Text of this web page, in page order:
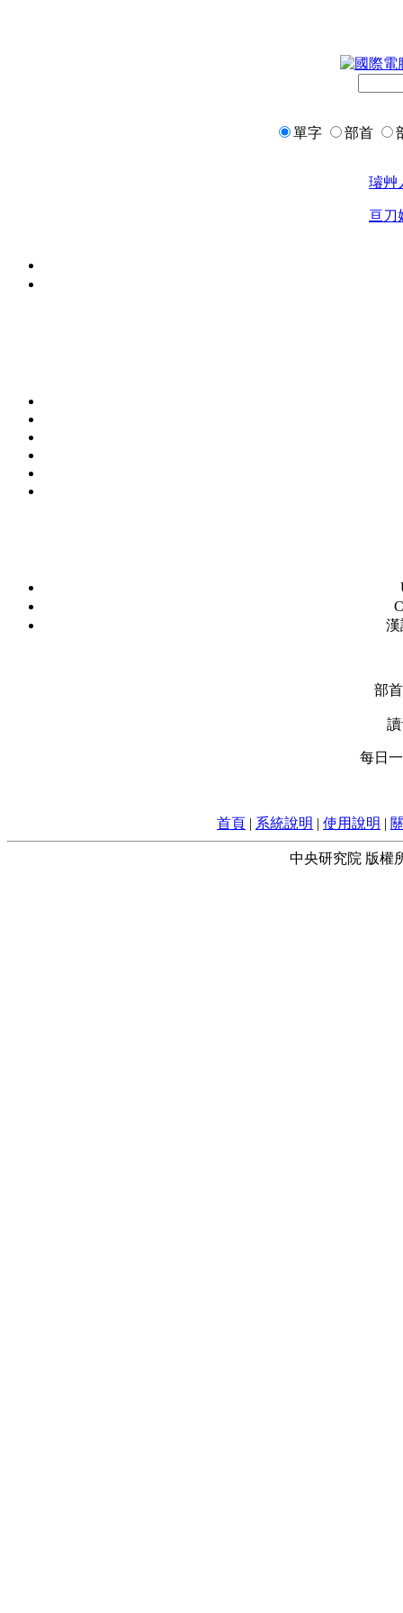
單字 部首
璿艸
亘刀
漢
部
每日
首頁 | 系統說明 | 使用說明 |
中央研究院 版權